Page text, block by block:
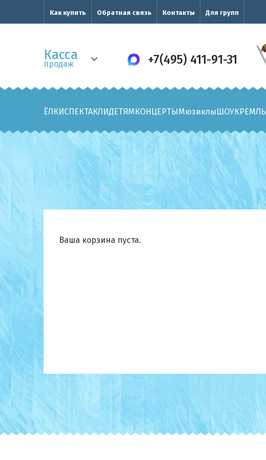
Как купить Обратная связь Контакты Для групп
Касса
продаж +7(495) 411-91-31
ЁЛКИСПЕКТАКЛИДЕТЯМКОНЦЕРТЫМюзиклыШОУКРЕМЛЬ
Ваша корзина пуста.